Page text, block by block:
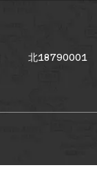
北18790001